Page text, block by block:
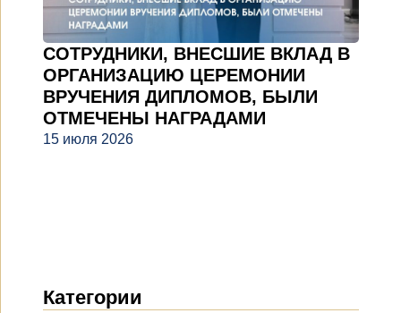
СОТРУДНИКИ, ВНЕСШИЕ ВКЛАД В
ОРГАНИЗАЦИЮ ЦЕРЕМОНИИ
ВРУЧЕНИЯ ДИПЛОМОВ, БЫЛИ
ОТМЕЧЕНЫ НАГРАДАМИ
15 июля 2026
Категории